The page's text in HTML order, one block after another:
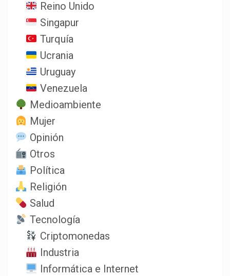
Reino Unido
Singapur
Turquía
Ucrania
Uruguay
Venezuela
Medioambiente
Mujer
Opinión
Otros
Política
Religión
Salud
Tecnología
Criptomonedas
Industria
Informática e Internet